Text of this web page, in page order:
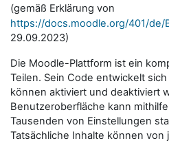
(gemäß Erklärung von
https://docs.moodle.org/401/de/
29.09.2023)
Die Moodle-Plattform ist ein
Teilen. Sein Code entwickelt
können aktiviert und deaktiviert
Benutzeroberfläche kann
Tausenden von Einstellungen
Tatsächliche Inhalte können von